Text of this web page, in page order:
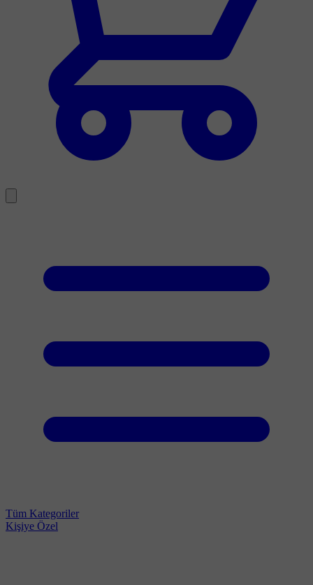
Tüm Kategoriler
Kişiye Özel